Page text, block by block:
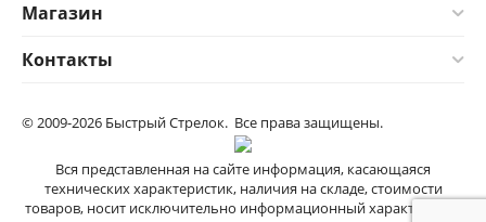
Магазин
Контакты
© 2009-2026 Быстрый Стрелок. Все права защищены.
Вся представленная на сайте информация, касающаяся
технических характеристик, наличия на складе, стоимости
товаров, носит исключительно информационный характер и не